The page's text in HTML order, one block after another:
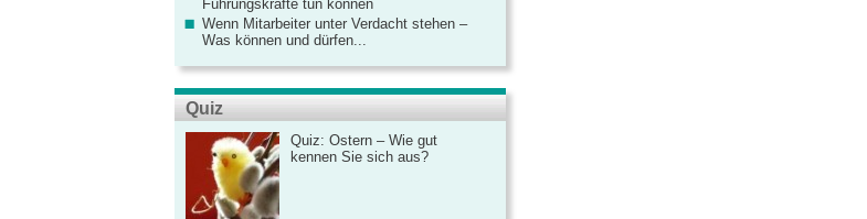
Führungskräfte tun können
Wenn Mitarbeiter unter Verdacht stehen –
Was können und dürfen...
Quiz
Quiz: Ostern – Wie gut
kennen Sie sich aus?